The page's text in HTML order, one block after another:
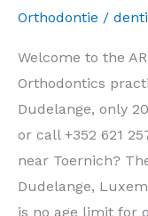
Orthodontie /
Welcome to the
Orthodontics
Dudelange, only
or call +352 621
near Toernich?
Dudelange,
is no age limit for